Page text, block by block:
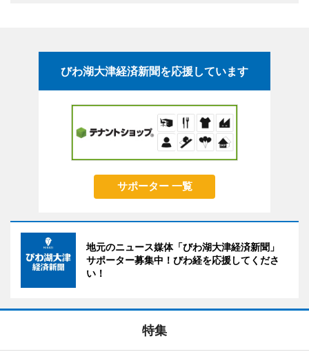
びわ湖大津経済新聞を応援しています
サポーター 一覧
地元のニュース媒体「びわ湖大津経済新聞」
サポーター募集中！びわ経を応援してくださ
い！
特集